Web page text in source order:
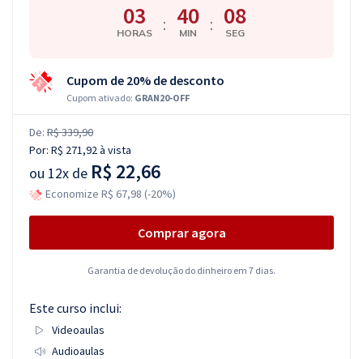
03
HORAS : 40
MIN : 08
SEG
Cupom de 20% de desconto
Cupom ativado: GRAN20-OFF
De: R$ 339,90
Por: R$ 271,92à vista
ou 12x de R$ 22,66
Economize R$ 67,98 (-20%)
Comprar agora
Garantia de devolução do dinheiro em 7 dias.
Este curso inclui:
Videoaulas
Audioaulas